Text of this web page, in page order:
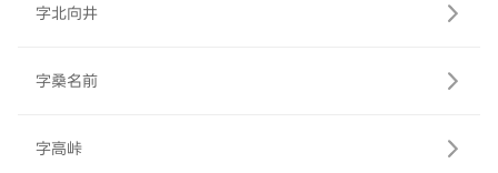
字北向井
字桑名前
字高峠